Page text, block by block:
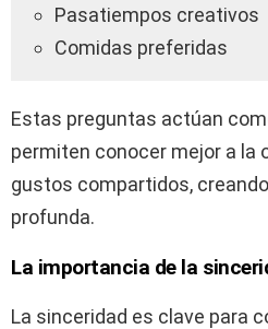
Pasatiempos creativos
Comidas preferidas
Estas preguntas actúan
permiten conocer mejor a la
gustos compartidos,
profunda.
La importancia de la
La sinceridad es clave para